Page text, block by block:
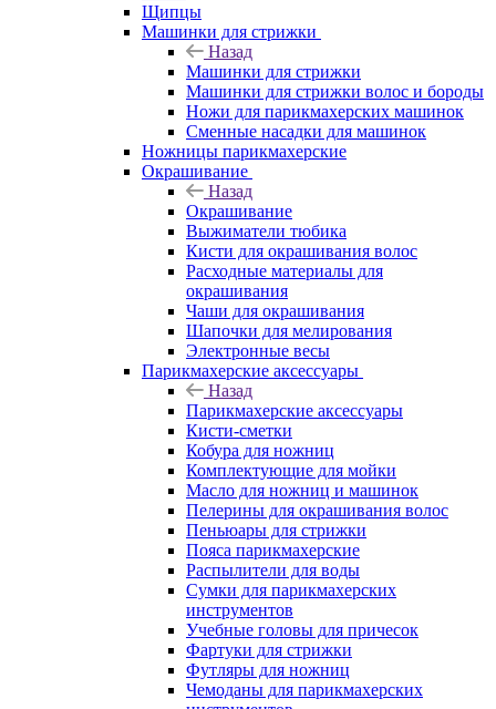
Щипцы
Машинки для стрижки
Назад
Машинки для стрижки
Машинки для стрижки волос и бороды
Ножи для парикмахерских машинок
Сменные насадки для машинок
Ножницы парикмахерские
Окрашивание
Назад
Окрашивание
Выжиматели тюбика
Кисти для окрашивания волос
Расходные материалы для
окрашивания
Чаши для окрашивания
Шапочки для мелирования
Электронные весы
Парикмахерские аксессуары
Назад
Парикмахерские аксессуары
Кисти-сметки
Кобура для ножниц
Комплектующие для мойки
Масло для ножниц и машинок
Пелерины для окрашивания волос
Пеньюары для стрижки
Пояса парикмахерские
Распылители для воды
Сумки для парикмахерских
инструментов
Учебные головы для причесок
Фартуки для стрижки
Футляры для ножниц
Чемоданы для парикмахерских